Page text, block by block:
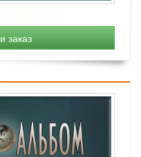
заказ